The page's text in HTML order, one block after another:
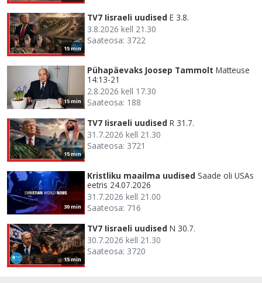
15 min
TV7 Iisraeli uudised E 3.8.
3.8.2026 kell 21.30
Saateosa: 3722
15 min
Pühapäevaks Joosep Tammolt Matteuse
14:13-21
2.8.2026 kell 17.30
Saateosa: 188
15 min
TV7 Iisraeli uudised R 31.7.
31.7.2026 kell 21.30
Saateosa: 3721
30 min
Kristliku maailma uudised Saade oli USAs
eetris 24.07.2026
31.7.2026 kell 21.00
Saateosa: 716
15 min
TV7 Iisraeli uudised N 30.7.
30.7.2026 kell 21.30
Saateosa: 3720